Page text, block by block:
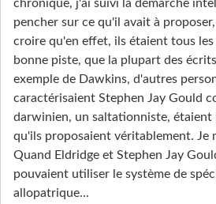
chronique, j'ai suivi la démarche
pencher sur ce qu'il avait à
croire qu'en effet, ils étaient tous les
bonne piste, que la plupart des
exemple de Dawkins, d'autres
caractérisaient Stephen Jay Gould
darwinien, un saltationniste, étaient
qu'ils proposaient véritablement. Je
Quand Eldridge et Stephen Jay
pouvaient utiliser le système de
allopatrique...